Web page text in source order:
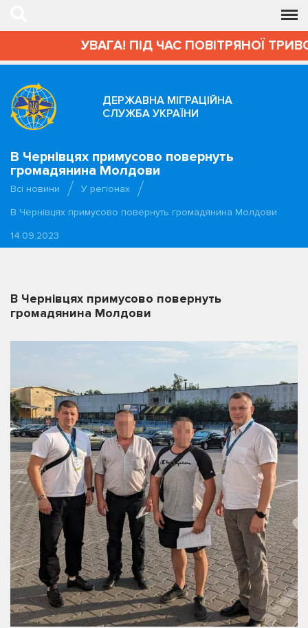
УВАГА! ПІД ЧАС ПОВІТРЯНОЇ
ДЕРЖАВНА МІГРАЦІЙНА
СЛУЖБА УКРАЇНИ
В Чернівцях примусово повернуть
громадянина Молдови
Всі новини
У регіонах
В Чернівцях примусово повернуть громадянина Молдови
14.09.2023
В Чернівцях примусово повернуть
громадянина Молдови